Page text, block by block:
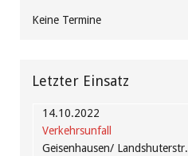
Keine Termine
Letzter Einsatz
14.10.2022
Verkehrsunfall
Geisenhausen/ Landshuterstr.